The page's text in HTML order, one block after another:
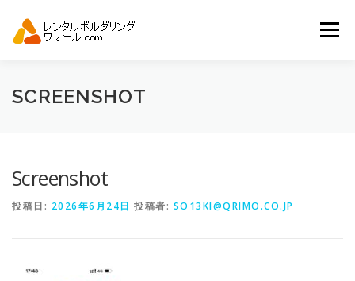
メニュー
トップ 自動見積り
SCREENSHOT
Screenshot
投稿日: 2026年6月24日 投稿者: SO13KI@QRIMO.CO.JP